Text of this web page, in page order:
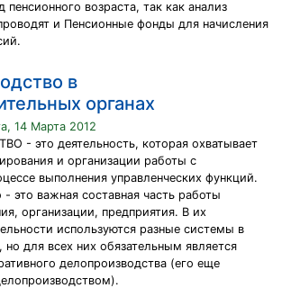
пенсионного возраста, так как анализ
и Пенсионные фонды для начисления
в
органах
14 Марта 2012
- это деятельность, которая охватывает
и организации работы с
выполнения управленческих функций.
это важная составная часть работы
организации, предприятия. В их
используются разные системы в
но для всех них обязательным является
делопроизводства (его еще